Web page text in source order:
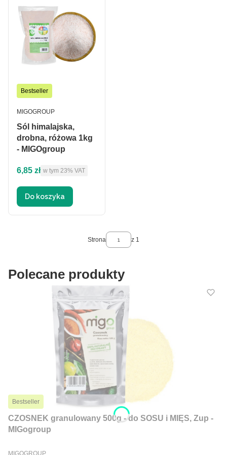
Bestseller
Sól himalajska,
drobna, różowa 1kg
- MIGOgroup
PRODUCENT
MIGOGROUP
Cena brutto
6,85 zł w tym %s VAT
w tym 23% VAT
Do koszyka
Strona z 1
Polecane produkty
Bestseller
CZOSNEK granulowany 500g - do SOSU i MIĘS, Zup -
MIGogroup
PRODUCENT
MIGOGROUP